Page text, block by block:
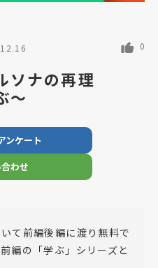
0
ソナの再理
～
ンケート
わせ
て前編後編に渡り無料で
編の「学ぶ」シリーズと